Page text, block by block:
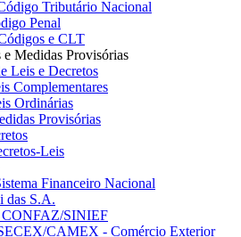
Tributário Nacional
Penal
e CLT
Medidas Provisórias
Leis e Decretos
Complementares
Ordinárias
Provisórias
Leis
Financeiro Nacional
das S.A.
SINIEF
CAMEX - Comércio Exterior